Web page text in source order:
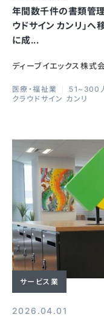
年間数千件の書類管
ウドサイン カンリ」
に成...
ディーブイエックス株式
医療・福祉業 51~300
クラウドサイン カンリ
サービス業
2026.04.01